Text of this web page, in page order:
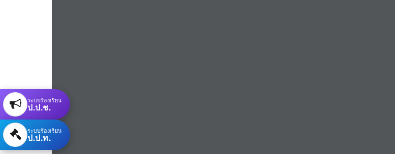
ระบบร้องเรียน
ป.ป.ช.
ระบบร้องเรียน
ป.ป.ท.